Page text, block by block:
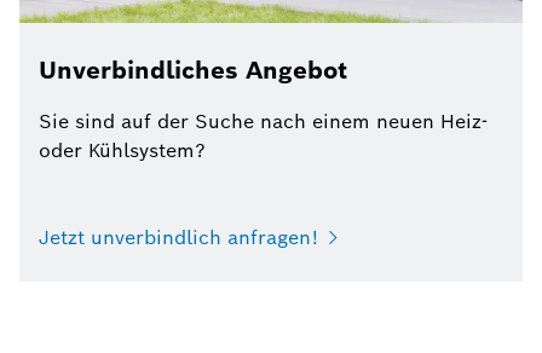
Unverbindliches Angebot
Sie sind auf der Suche nach einem neuen Heiz-
oder Kühlsystem?
Jetzt unverbindlich anfragen!